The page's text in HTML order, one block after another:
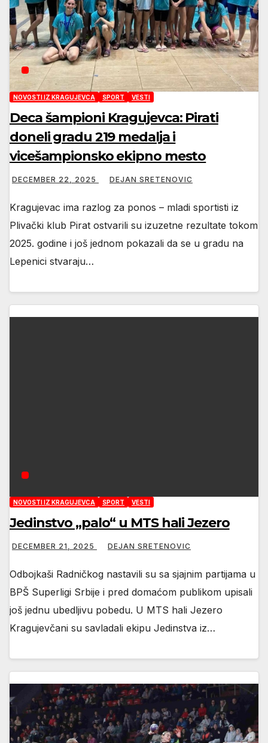
NOVOSTI IZ KRAGUJEVCA SPORT VESTI
Deca šampioni Kragujevca: Pirati
doneli gradu 219 medalja i
vicešampionsko ekipno mesto
DECEMBER 22, 2025 DEJAN SRETENOVIC
Kragujevac ima razlog za ponos – mladi sportisti iz
Plivački klub Pirat ostvarili su izuzetne rezultate tokom
2025. godine i još jednom pokazali da se u gradu na
Lepenici stvaraju…
NOVOSTI IZ KRAGUJEVCA SPORT VESTI
Jedinstvo „palo“ u MTS hali Jezero
DECEMBER 21, 2025 DEJAN SRETENOVIC
Odbojkaši Radničkog nastavili su sa sjajnim partijama u
BPŠ Superligi Srbije i pred domaćom publikom upisali
još jednu ubedljivu pobedu. U MTS hali Jezero
Kragujevčani su savladali ekipu Jedinstva iz…